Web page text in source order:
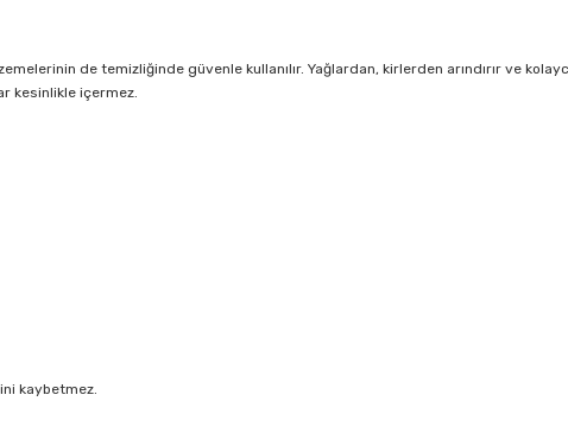
de temizliğinde güvenle kullanılır. Yağlardan, kirlerden arındırır ve
kesinlikle içermez.
kaybetmez.